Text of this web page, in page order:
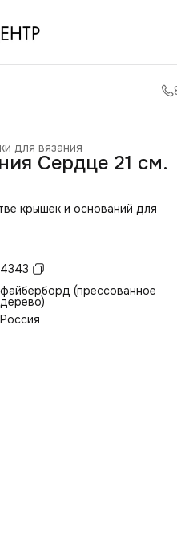
для вязания
Сердце 21 см.
крышек и оснований для
держит форму
любую трикотажную
и как донышко
4343
файберборд (прессованное
дерево)
Россия